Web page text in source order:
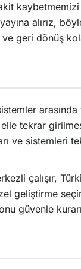
alırız,
geri dönüş
arasında
tekrar
ve sistemleri
çalışır,
geliştirme
güvenle